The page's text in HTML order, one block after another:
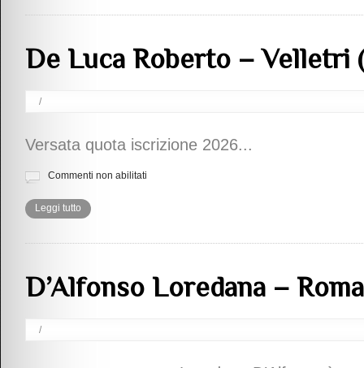
De Luca Roberto – Velletri
/
Versata quota iscrizione 2026...
Commenti non abilitati
Leggi tutto
D’Alfonso Loredana – Roma
/